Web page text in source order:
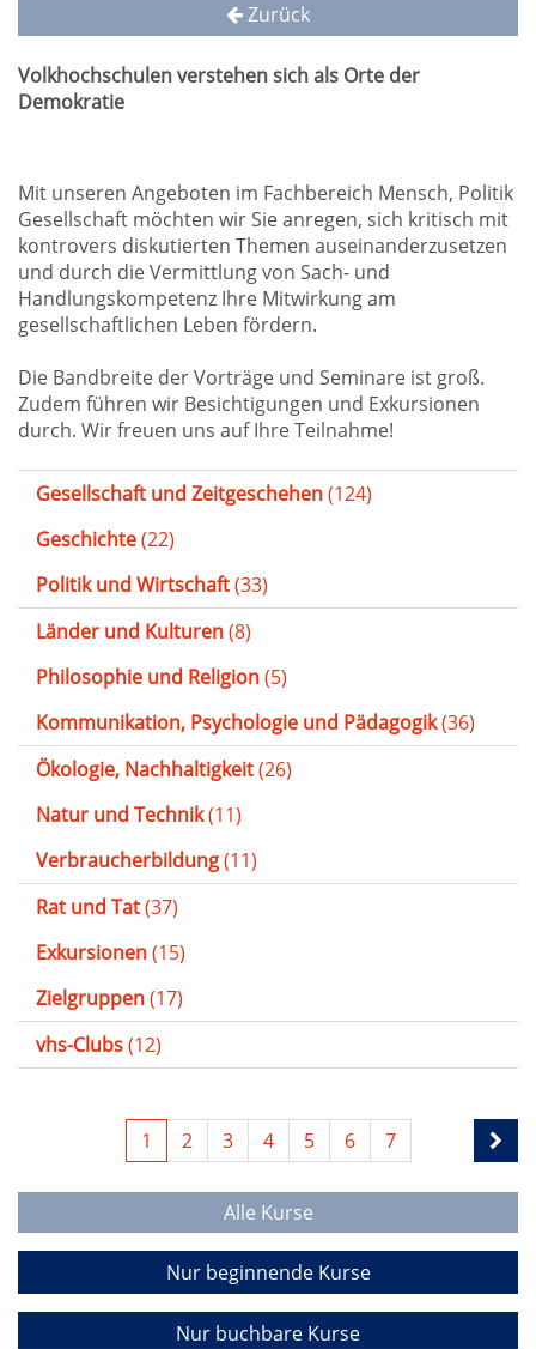
Zurück
Volkhochschulen verstehen sich als Orte der
Demokratie
Mit unseren Angeboten im Fachbereich Mensch, Politik
Gesellschaft möchten wir Sie anregen, sich kritisch mit
kontrovers diskutierten Themen auseinanderzusetzen
und durch die Vermittlung von Sach- und
Handlungskompetenz Ihre Mitwirkung am
gesellschaftlichen Leben fördern.
Die Bandbreite der Vorträge und Seminare ist groß.
Zudem führen wir Besichtigungen und Exkursionen
durch. Wir freuen uns auf Ihre Teilnahme!
Gesellschaft und Zeitgeschehen(124)
Geschichte(22)
Politik und Wirtschaft(33)
Länder und Kulturen(8)
Philosophie und Religion(5)
Kommunikation, Psychologie und Pädagogik(36)
Ökologie, Nachhaltigkeit(26)
Natur und Technik(11)
Verbraucherbildung(11)
Rat und Tat(37)
Exkursionen(15)
Zielgruppen(17)
vhs-Clubs(12)
1 2 3 4 5 6 7
Alle Kurse
Nur beginnende Kurse
Nur buchbare Kurse